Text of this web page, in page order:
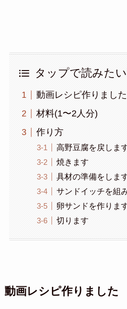
タップで読みた
動画レシピ作りました
材料(1〜2人分)
作り方
高野豆腐を戻しま
焼きます
具材の準備をしま
サンドイッチを組
卵サンドを作りま
切ります
動画レシピ作りました